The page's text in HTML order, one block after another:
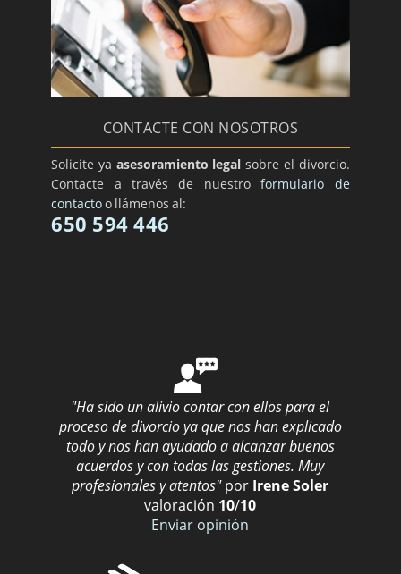
CONTACTE CON NOSOTROS
Solicite ya asesoramiento legal sobre el divorcio.
Contacte a través de nuestroformulario de
contactoo llámenos al:
650 594 446
"Ha sido un alivio contar con ellos para el
proceso de divorcio ya que nos han explicado
todo y nos han ayudado a alcanzar buenos
acuerdos y con todas las gestiones. Muy
profesionales y atentos" por Irene Soler
valoración 10/10
Enviar opinión